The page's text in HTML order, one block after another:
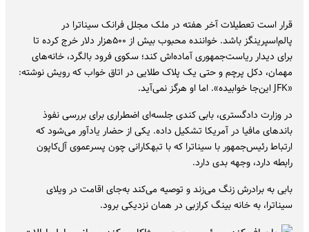
قرار است تعطیلات آخر هفته در ملک مجلل فرانک سیناترا در
پالم‌اسپرینگز باشد. خواننده محبوب بیش از ۵۰۰هزار دلار خرج کرده تا
برای دیدار ریاست‌جمهوری آماده‌اش کند؛ سکوی فرود بالگرد، خانه‌های
مهمان، دکل پرچم و حتی یک پلاک طلایی‌ در اتاق خواب که رویش نوشته:
«JFK این‌جا خوابیده». اما او هرگز نمی‌آید.
در وزارت دادگستری، بابی کندی جلسه‌ای اضطراری برای بررسی نفوذ
باندهای مافیا در آمریکا تشکیل داده. یکی از حضار یادآور می‌شود که
ارتباط رئیس‌جمهور با سیناترا که با تبهکارانی چون پسرعموی آل‌کاپون
رابطه دارد، وجهه بدی دارد.
بابی به برادرش زنگ می‌زند و توصیه می‌کند به‌جای اقامت در ویلای
سیناترا، به خانه‌ بینگ کرازبی در همان نزدیکی برود.